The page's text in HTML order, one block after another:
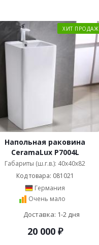
ХИТ ПРОДАЖ
Напольная раковина
CeramaLux P7004L
Габариты (ш.г.в.): 40x40x82
Код товара: 081021
Германия
Очень мало
Доставка: 1-2 дня
20 000₽